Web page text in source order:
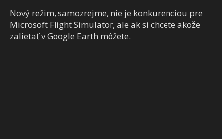
Nový režim, samozrejme, nie je konkurenciou pre
Microsoft Flight Simulator, ale ak si chcete akože
zalietať v Google Earth môžete.